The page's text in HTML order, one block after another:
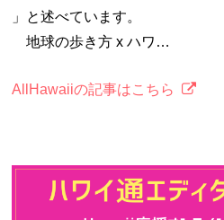
」と述べています。
地球の歩き方 x ハワ…
AllHawaiiの記事はこちら